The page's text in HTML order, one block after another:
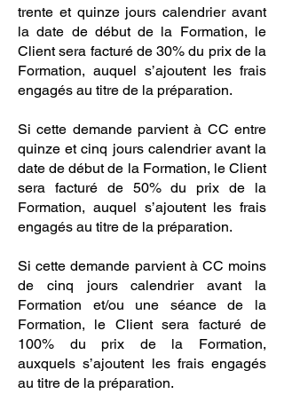
trente et quinze jours calendrier avant
la date de début de la Formation, le
Client sera facturé de 30% du prix de la
Formation, auquel s’ajoutent les frais
engagés au titre de la préparation.
Si cette demande parvient à CC entre
quinze et cinq jours calendrier avant la
date de début de la Formation, le Client
sera facturé de 50% du prix de la
Formation, auquel s’ajoutent les frais
engagés au titre de la préparation.
Si cette demande parvient à CC moins
de cinq jours calendrier avant la
Formation et/ou une séance de la
Formation, le Client sera facturé de
100% du prix de la Formation,
auxquels s’ajoutent les frais engagés
au titre de la préparation.